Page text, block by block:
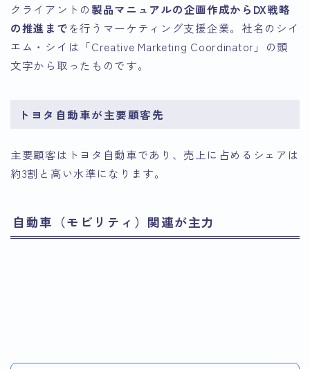
クライアントの 製品マニュアルの企画作成からDX戦略
の推進までを行うマーケティング支援企業。社名のシイ
エム・シイは「Creative Marketing Coordinator」の頭
文字から取ったものです。
トヨタ自動車が主要顧客先
主要顧客はトヨタ自動車であり、売上に占めるシェアは
約3割と高い水準になります。
自動車（モビリティ）関連が主力